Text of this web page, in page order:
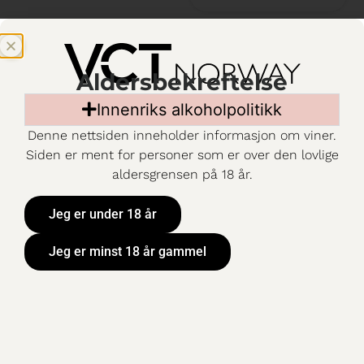
Aldersbekreftelse
Innenriks alkoholpolitikk
Denne nettsiden inneholder informasjon om viner.
Siden er ment for personer som er over den lovlige
aldersgrensen på 18 år.
Jeg er under 18 år
Jeg er minst 18 år gammel